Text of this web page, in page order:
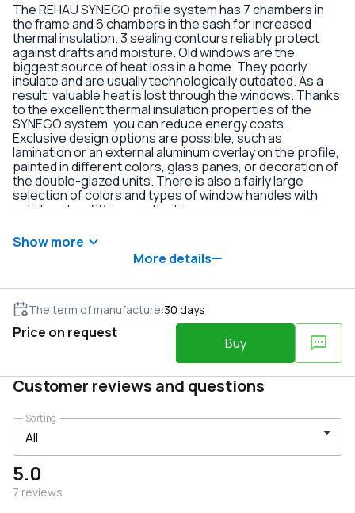
The REHAU SYNEGO profile system has 7 chambers in
the frame and 6 chambers in the sash for increased
thermal insulation. 3 sealing contours reliably protect
against drafts and moisture. Old windows are the
biggest source of heat loss in a home. They poorly
insulate and are usually technologically outdated. As a
result, valuable heat is lost through the windows. Thanks
to the excellent thermal insulation properties of the
SYNEGO system, you can reduce energy costs.
Exclusive design options are possible, such as
lamination or an external aluminum overlay on the profile,
painted in different colors, glass panes, or decoration of
the double-glazed units. There is also a fairly large
selection of colors and types of window handles with
anti-burglary fittings on the hinges.
Show more
More details
The term of manufacture:30 days
Price on request
Buy
Customer reviews and questions
5.0
7 reviews
Sorting